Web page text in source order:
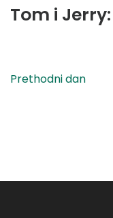
Tom i
Prethodni dan